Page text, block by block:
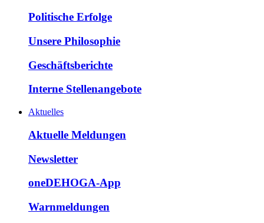
Politische Erfolge
Unsere Philosophie
Geschäftsberichte
Interne Stellenangebote
Aktuelles
Aktuelle Meldungen
Newsletter
oneDEHOGA-App
Warnmeldungen